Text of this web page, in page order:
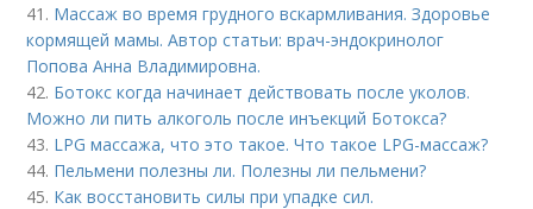
41. Массаж во время грудного вскармливания. Здоровье
кормящей мамы. Автор статьи: врач-эндокринолог
Попова Анна Владимировна.
42. Ботокс когда начинает действовать после уколов.
Можно ли пить алкоголь после инъекций Ботокса?
43. LPG массажа, что это такое. Что такое LPG-массаж?
44. Пельмени полезны ли. Полезны ли пельмени?
45. Как восстановить силы при упадке сил.